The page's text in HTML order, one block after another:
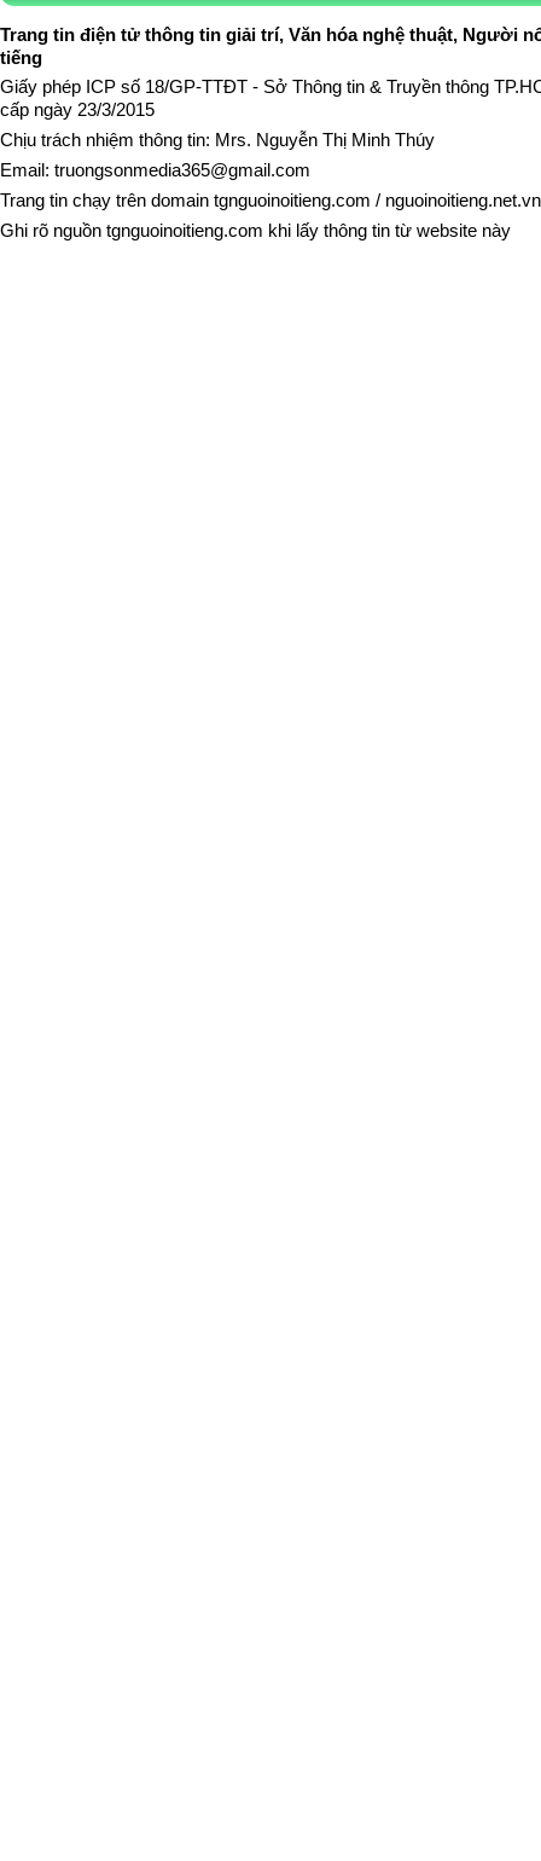
Trang tin điện tử thông tin giải trí, Văn hóa nghệ thuật, Người
tiếng
Giấy phép ICP số 18/GP-TTĐT - Sở Thông tin & Truyền thông
cấp ngày 23/3/2015
Chịu trách nhiệm thông tin: Mrs. Nguyễn Thị Minh Thúy
Email: truongsonmedia365@gmail.com
Trang tin chạy trên domain tgnguoinoitieng.com / nguoinoitieng.net.vn
Ghi rõ nguồn tgnguoinoitieng.com khi lấy thông tin từ website này